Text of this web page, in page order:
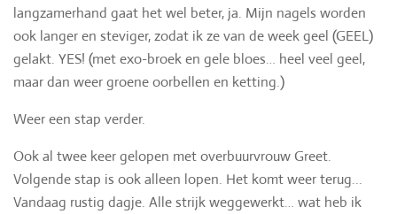
langzamerhand gaat het wel beter, ja. Mijn nagels worden
ook langer en steviger, zodat ik ze van de week geel (GEEL)
gelakt. YES! (met exo-broek en gele bloes… heel veel geel,
maar dan weer groene oorbellen en ketting.)
Weer een stap verder.
Ook al twee keer gelopen met overbuurvrouw Greet.
Volgende stap is ook alleen lopen. Het komt weer terug...
Vandaag rustig dagje. Alle strijk weggewerkt… wat heb ik